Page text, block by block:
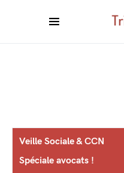
Veille Sociale & CCN
Spéciale avocats !